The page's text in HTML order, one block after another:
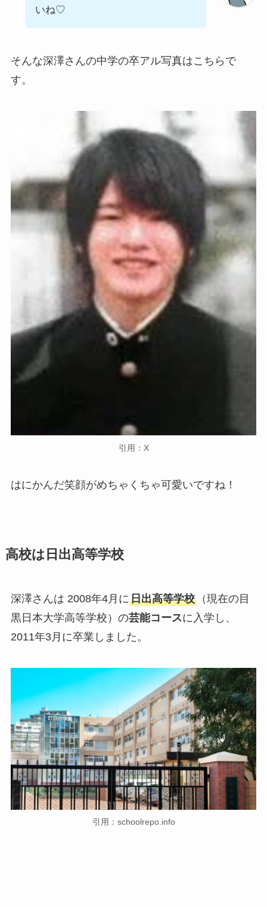
いね♡
そんな深澤さんの中学の卒アル写真はこちらで
す。
引用：X
はにかんだ笑顔がめちゃくちゃ可愛いですね！
高校は日出高等学校
深澤さんは 2008年4月に日出高等学校（現在の目
黒日本大学高等学校）の芸能コースに入学し、
2011年3月に卒業しました。
引用：schoolrepo.info